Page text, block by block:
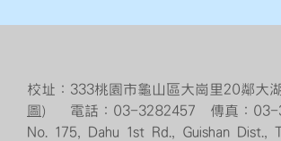
校址：333桃園市龜山區大崗里20鄰大
圖） 電話：03-3282457 傳真：03-
No. 175, Dahu 1st Rd., Guishan Dist.,